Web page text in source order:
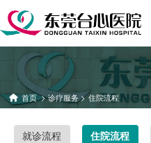
首页>诊疗服务 >住院流程
就诊流程 住院流程